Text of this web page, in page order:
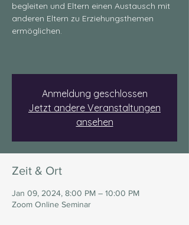
begleiten und Eltern einen Austausch mit
anderen Eltern zu Erziehungsthemen
ermöglichen.
Anmeldung geschlossen
Jetzt andere Veranstaltungen
ansehen
Zeit & Ort
Jan 09, 2024, 8:00 PM – 10:00 PM
Zoom Online Seminar